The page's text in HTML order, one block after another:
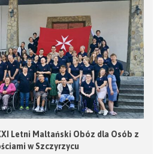
Letni Maltański Obóz dla Osób z
w Szczyrzycu